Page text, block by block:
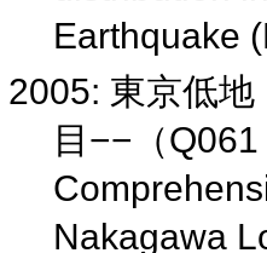
Earthquake
2005: 東京低
目−−（Q061
Nakagawa